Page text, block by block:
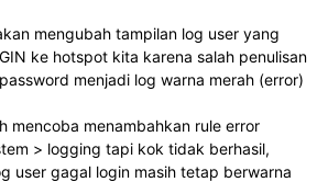
mengubah tampilan log user yang
ke hotspot kita karena salah penulisan
menjadi log warna merah (error)
mencoba menambahkan rule error
> logging tapi kok tidak berhasil,
user gagal login masih tetap berwarna